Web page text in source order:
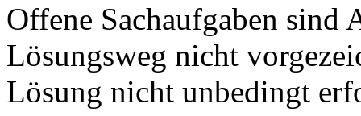
Offene Sachaufgaben sind
Lösungsweg nicht
Lösung nicht unbedingt